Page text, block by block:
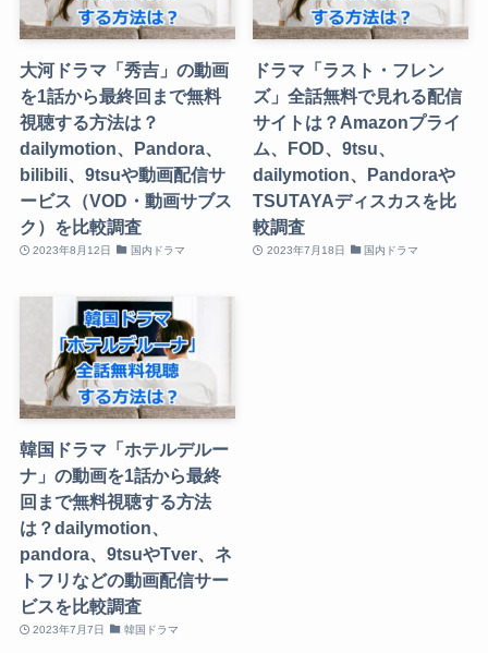
大河ドラマ「秀吉」の動画
を1話から最終回まで無料
視聴する方法は？
dailymotion、Pandora、
bilibili、9tsuや動画配信サ
ービス（VOD・動画サブス
ク）を比較調査
2023年8月12日 国内ドラマ
ドラマ「ラスト・フレン
ズ」全話無料で見れる配信
サイトは？Amazonプライ
ム、FOD、9tsu、
dailymotion、Pandoraや
TSUTAYAディスカスを比
較調査
2023年7月18日 国内ドラマ
韓国ドラマ「ホテルデルー
ナ」の動画を1話から最終
回まで無料視聴する方法
は？dailymotion、
pandora、9tsuやTver、ネ
トフリなどの動画配信サー
ビスを比較調査
2023年7月7日 韓国ドラマ